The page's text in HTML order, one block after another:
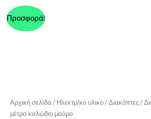
Προσφορά!
Αρχική σελίδα / Ηλεκτρ/κο υλικο/Διακόπτες/
μέτρα καλώδιο μαύρο